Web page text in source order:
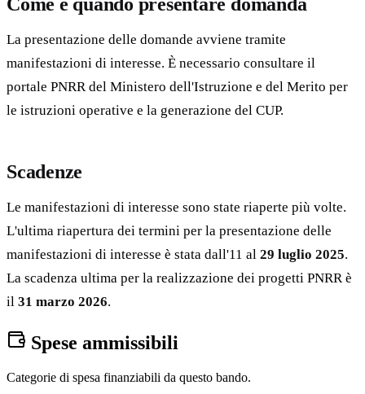
La presentazione delle domande avviene tramite
manifestazioni di interesse. È necessario consultare il
portale PNRR del Ministero dell'Istruzione e del Merito per
le istruzioni operative e la generazione del CUP.
Scadenze
Le manifestazioni di interesse sono state riaperte più volte.
L'ultima riapertura dei termini per la presentazione delle
manifestazioni di interesse è stata dall'11 al 29 luglio 2025.
La scadenza ultima per la realizzazione dei progetti PNRR è
il 31 marzo 2026.
Spese ammissibili
Categorie di spesa finanziabili da questo bando.